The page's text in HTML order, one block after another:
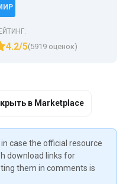
4.2/5(5919 оценок)
в Marketplace
in case the official resource
download links for
them in comments is